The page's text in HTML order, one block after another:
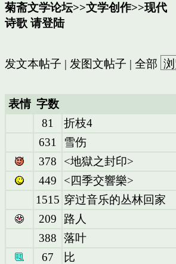
菊斋文学论坛>>文学创作>>现代
诗歌 请登陆
发文本帖子 | 发图文帖子 | 全部
表情 字数
81
折枝4
631
雪伤
378
<地獄之封印>
449
<四季交響樂>
1515 穿过音乐的丛林回家
209
路人
388
落叶
67
比